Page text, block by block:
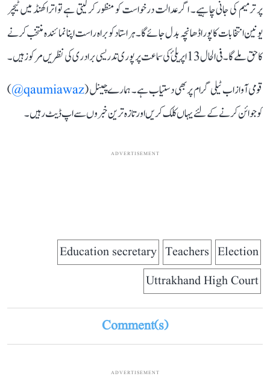
پر ترمیم کی جانی چاہیے۔ اگرعدالت درخواست کو منظور کر لیتی ہے تو اتراکھنڈ میں ٹیچر
یونین انتخابات کا پورا ڈھانچہ بدل جائے گا۔ ہر استاد کو براہ راست اپنا نمائندہ منتخب کرنے
کا حق ملے گا۔ فی الحال 13 اپریلئ کی سماعت پر پوری تدریسی برادری کی نظریں مرکوز ہیں۔
قومی آواز اب ٹیلی گرام پر بھی دستیاب ہے۔ ہمارے چینل (qaumiawaz@
)
کو جوائن کرنے کے لئے یہاں کلک کریں اور تازہ ترین خبروں سے اپ ڈیٹ رہیں۔
ADVERTISEMENT
Election
Teachers
Education secretary
Uttrakhand High Court
Comment(s)
ADVERTISEMENT